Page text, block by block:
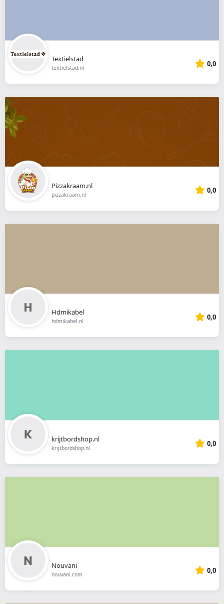
Textielstad
textielstad.nl 0,0
Pizzakraam.nl
pizzakraam.nl 0,0
Hdmikabel
hdmikabel.nl 0,0
krijtbordshop.nl
krijtbordshop.nl 0,0
Nouvani
nouvani.com 0,0